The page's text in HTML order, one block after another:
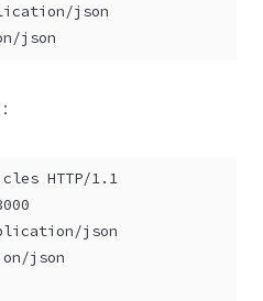
json
json
HTTP/1.1
json
json